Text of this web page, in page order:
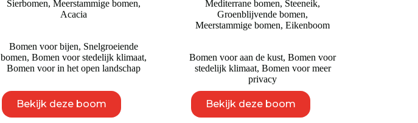
Sierbomen, Meerstammige bomen,
Acacia
Bomen voor bijen, Snelgroeiende
bomen, Bomen voor stedelijk klimaat,
Bomen voor in het open landschap
Bekijk deze boom
product
heeft
tot
€ 3.250
Mediterrane bomen, Steeneik,
Groenblijvende bomen,
Meerstammige bomen,Eikenboom
Bomen voor aan de kust,Bomen voor
stedelijk klimaat, Bomen voor meer
privacy
Bekijk deze boom
product
heeft